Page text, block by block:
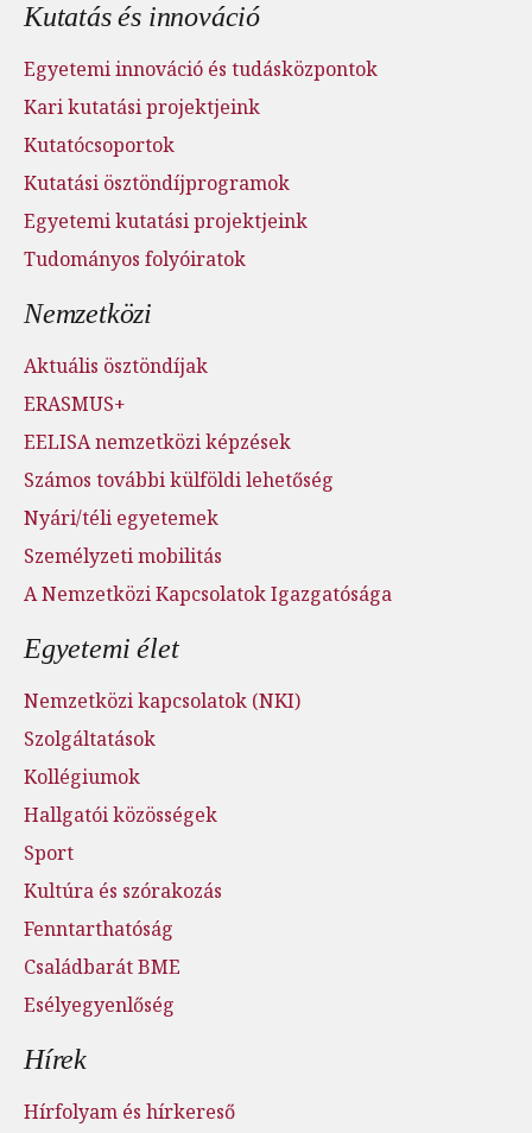
Kutatás és innováció
Egyetemi innováció és tudásközpontok
Kari kutatási projektjeink
Kutatócsoportok
Kutatási ösztöndíjprogramok
Egyetemi kutatási projektjeink
Tudományos folyóiratok
Nemzetközi
Aktuális ösztöndíjak
ERASMUS+
EELISA nemzetközi képzések
Számos további külföldi lehetőség
Nyári/téli egyetemek
Személyzeti mobilitás
A Nemzetközi Kapcsolatok Igazgatósága
Egyetemi élet
Nemzetközi kapcsolatok (NKI)
Szolgáltatások
Kollégiumok
Hallgatói közösségek
Sport
Kultúra és szórakozás
Fenntarthatóság
Családbarát BME
Esélyegyenlőség
Hírek
Hírfolyam és hírkereső